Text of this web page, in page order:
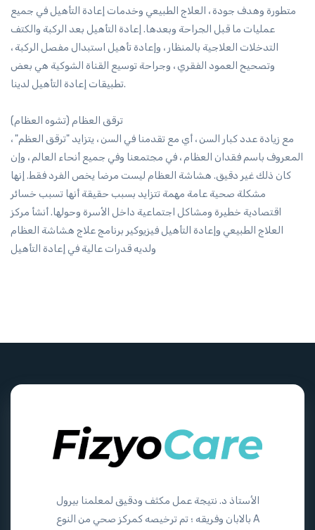
متطورة وهدف جودة ، العلاج الطبيعي وخدمات إعادة التأهيل في جميع
عمليات ما قبل الجراحة وبعدها. إعادة التأهيل بعد الركبة والكتف
التدخلات العلاجية بالمنظار ، وإعادة تأهيل استبدال مفصل الركبة ،
وتصحيح العمود الفقري ، وجراحة توسيع القناة الشوكية هي بعض
تطبيقات إعادة التأهيل لدينا.
ترقق العظام (تشوه العظام)
مع زيادة عدد كبار السن ، أي مع تقدمنا ​​في السن ، يتزايد "ترقق العظم" ،
المعروف باسم فقدان العظام ، في مجتمعنا وفي جميع أنحاء العالم ، وإن
كان ذلك غير دقيق. هشاشة العظام ليست مرضا يخص الفرد فقط. إنها
مشكلة صحية عامة مهمة تتزايد بسبب حقيقة أنها تسبب خسائر
اقتصادية خطيرة ومشاكل اجتماعية داخل الأسرة وحولها. أنشأ مركز
العلاج الطبيعي وإعادة التأهيل فيزيوكير برنامج علاج هشاشة العظام
ولديه قدرات عالية في إعادة التأهيل
الأستاذ د. نتيجة عمل مكثف ودقيق لمعلمنا بيرول
بالابان وفريقه ؛ تم ترخيصه كمركز صحي من النوع A